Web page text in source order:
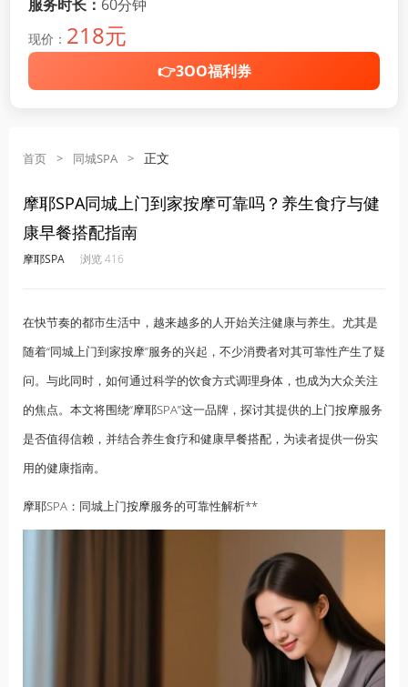
服务时长： 60分钟
现价： 218元
👉3OO福利券
首页 > 同城SPA > 正文
摩耶SPA同城上门到家按摩可靠吗？养生食疗与健
康早餐搭配指南
摩耶SPA 浏览 416
在快节奏的都市生活中，越来越多的人开始关注健康与养生。尤其是
随着“同城上门到家按摩”服务的兴起，不少消费者对其可靠性产生了疑
问。与此同时，如何通过科学的饮食方式调理身体，也成为大众关注
的焦点。本文将围绕“摩耶SPA”这一品牌，探讨其提供的上门按摩服务
是否值得信赖，并结合养生食疗和健康早餐搭配，为读者提供一份实
用的健康指南。
摩耶SPA：同城上门按摩服务的可靠性解析**